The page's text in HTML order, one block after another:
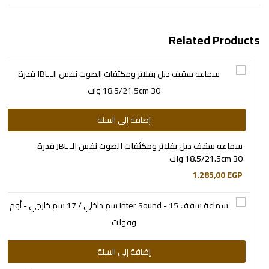
Related Products
إضافة إلى السلة
سماعه سقف دبل بفلاتر ومكثفات الصوت نفس الـ JBL قدرة
18.5/21.5cm 30 وات
1.285,00EGP
إضافة إلى السلة